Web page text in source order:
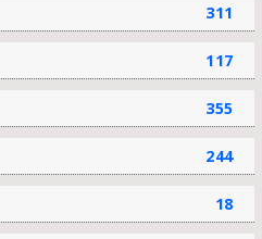
311
117
355
244
18